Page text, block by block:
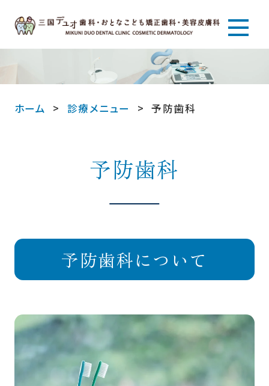
ホーム 診療メニュー 予防歯科
予防歯科
予防歯科について